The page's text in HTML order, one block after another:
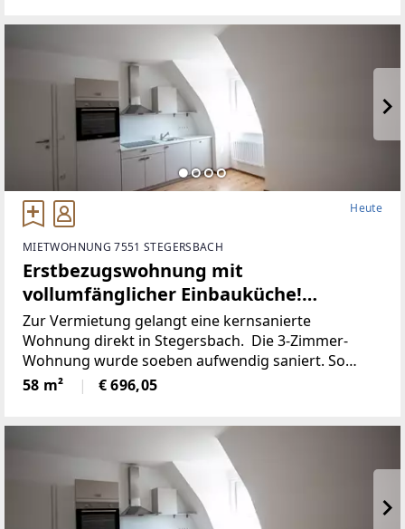
Heute
MIETWOHNUNG 7551 STEGERSBACH
Erstbezugswohnung mit
vollumfänglicher Einbauküche!
(Provisionsfrei)
Zur Vermietung gelangt eine kernsanierte
Wohnung direkt in Stegersbach. Die 3-Zimmer-
Wohnung wurde soeben aufwendig saniert. So
wurde unter anderem dieElektronik gänzlich
erneuert und für einen niedrigen
58 m² € 696,05